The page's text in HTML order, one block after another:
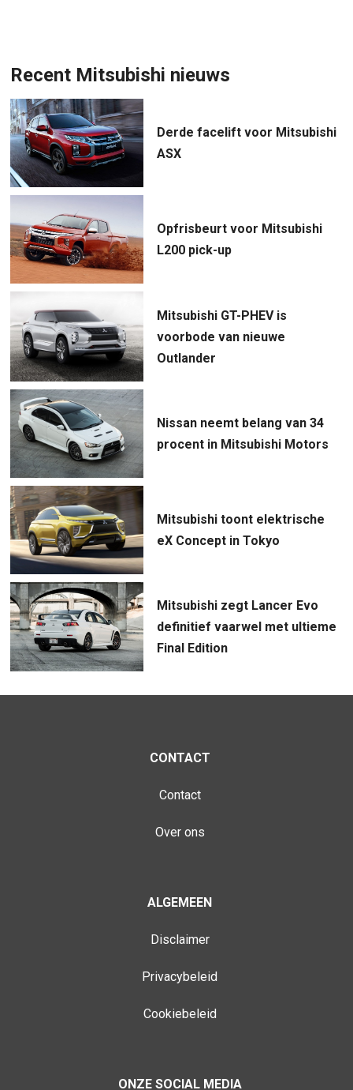
Recent Mitsubishi nieuws
Derde facelift voor Mitsubishi
ASX
Opfrisbeurt voor Mitsubishi
L200 pick-up
Mitsubishi GT-PHEV is
voorbode van nieuwe
Outlander
Nissan neemt belang van 34
procent in Mitsubishi Motors
Mitsubishi toont elektrische
eX Concept in Tokyo
Mitsubishi zegt Lancer Evo
definitief vaarwel met ultieme
Final Edition
CONTACT
Contact
Over ons
ALGEMEEN
Disclaimer
Privacybeleid
Cookiebeleid
ONZE SOCIAL MEDIA